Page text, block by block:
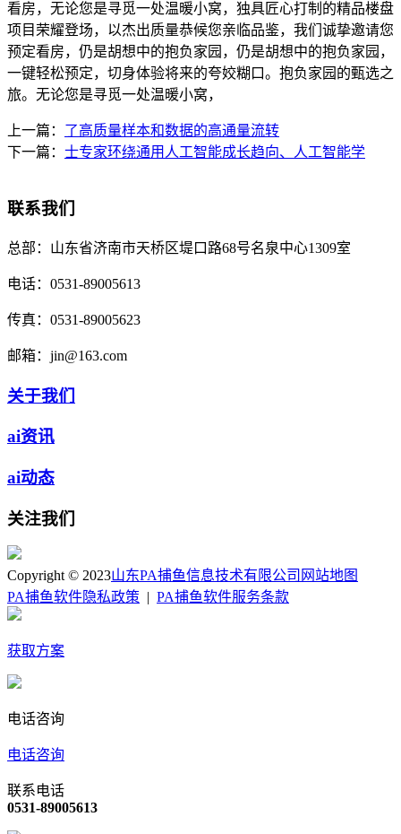
看房，无论您是寻觅一处温暖小窝，独具匠心打制的精品楼盘
项目荣耀登场，以杰出质量恭候您亲临品鉴，我们诚挚邀请您
预定看房，仍是胡想中的抱负家园，仍是胡想中的抱负家园，
一键轻松预定，切身体验将来的夸姣糊口。抱负家园的甄选之
旅。无论您是寻觅一处温暖小窝，
上一篇： 了高质量样本和数据的高通量流转
下一篇： 士专家环绕通用人工智能成长趋向、人工智能学
联系我们
总部： 山东省济南市天桥区堤口路68号名泉中心1309室
电话： 0531-89005613
传真： 0531-89005623
邮箱： jin@163.com
关于我们
ai资讯
ai动态
关注我们
Copyright © 2023山东PA捕鱼信息技术有限公司 网站地图
PA捕鱼软件隐私政策
PA捕鱼软件服务条款
获取方案
电话咨询
电话咨询
联系电话
0531-89005613